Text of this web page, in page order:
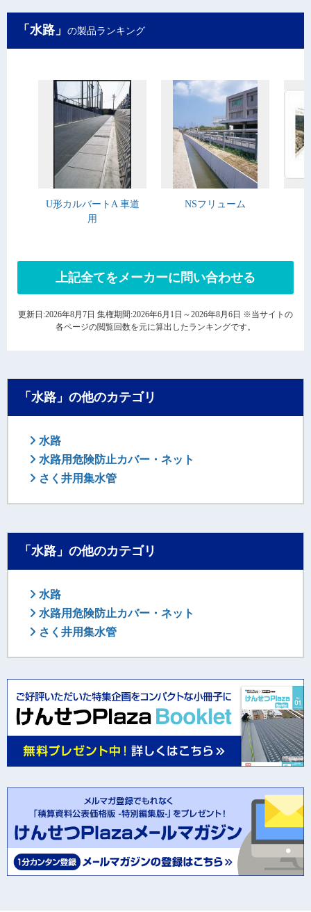
「水路」 の製品ランキング
U形カルバートA 車道
用
NSフリューム
上記全てをメーカーに問い合わせる
更新日:2026年8月7日 集権期間:2026年6月1日～2026年8月6日 ※当サイトの
各ページの閲覧回数を元に算出したランキングです。
「水路」の他のカテゴリ
水路
水路用危険防止カバー・ネット
さく井用集水管
「水路」の他のカテゴリ
水路
水路用危険防止カバー・ネット
さく井用集水管